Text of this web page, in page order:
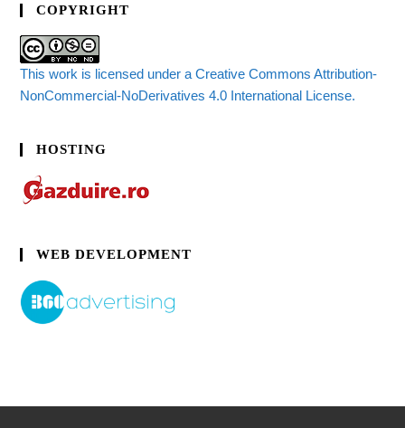
COPYRIGHT
This work is licensed under a Creative Commons Attribution-
NonCommercial-NoDerivatives 4.0 International License.
HOSTING
WEB DEVELOPMENT